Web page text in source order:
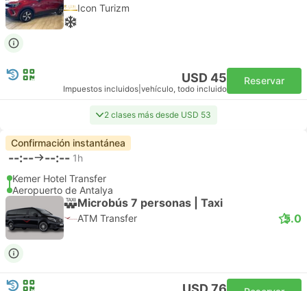
Icon Turizm
USD 45
Impuestos incluidos vehículo, todo incluido
Reservar
2 clases más desde USD 53
Confirmación instantánea
--:-- --:-- 1h
Kemer Hotel Transfer
Aeropuerto de Antalya
Microbús 7 personas | Taxi
ATM Transfer 5.0